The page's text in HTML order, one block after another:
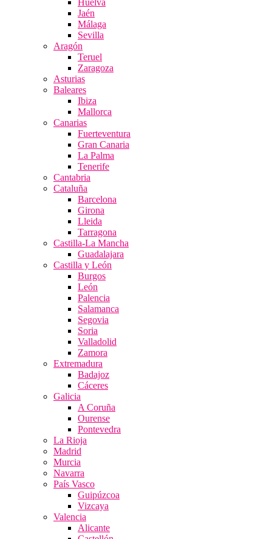
Huelva
Jaén
Málaga
Sevilla
Aragón
Teruel
Zaragoza
Asturias
Baleares
Ibiza
Mallorca
Canarias
Fuerteventura
Gran Canaria
La Palma
Tenerife
Cantabria
Cataluña
Barcelona
Girona
Lleida
Tarragona
Castilla-La Mancha
Guadalajara
Castilla y León
Burgos
León
Palencia
Salamanca
Segovia
Soria
Valladolid
Zamora
Extremadura
Badajoz
Cáceres
Galicia
A Coruña
Ourense
Pontevedra
La Rioja
Madrid
Murcia
Navarra
País Vasco
Guipúzcoa
Vizcaya
Valencia
Alicante